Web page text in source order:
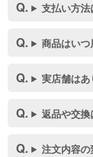
支払い方
商品はい
実店舗はあ
返品や交換
注文内容